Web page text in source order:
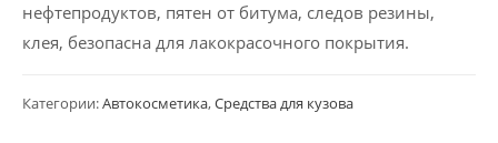
нефтепродуктов, пятен от битума, следов резины,
клея, безопасна для лакокрасочного покрытия.
Категории:Автокосметика,Средства для кузова